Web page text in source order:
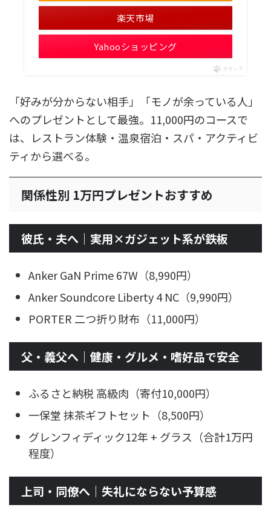
楽天市場
Yahooショッピング
ポチップ
「好みが分からない相手」「モノが余っている人」
へのプレゼントとして最強。11,000円のコースで
は、レストラン体験・温泉宿泊・スパ・アクティビ
ティから選べる。
関係性別 1万円プレゼントおすすめ
彼氏・夫へ｜実用×ガジェット系が鉄板
Anker GaN Prime 67W（8,990円）
Anker Soundcore Liberty 4 NC（9,990円）
PORTER 二つ折り財布（11,000円）
父・義父へ｜健康・グルメ・嗜好品で安全
ふるさと納税 高級肉（寄付10,000円）
一保堂 抹茶ギフトセット（8,500円）
グレンフィディック12年 + グラス（合計1万円
程度）
上司・同僚へ｜失礼にならない予算感